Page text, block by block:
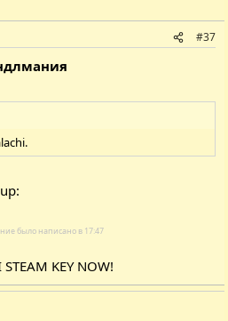
#37
.
было написано в 17:47
STEAM KEY NOW!